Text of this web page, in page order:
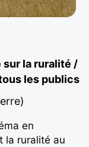
sur la ruralité /
les publics
en
la ruralité au